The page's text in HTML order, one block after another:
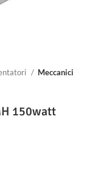
Meccanici
150watt